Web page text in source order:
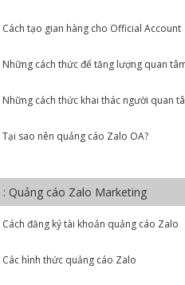
Cách tạo gian hàng cho Official Account
Những cách thức để tăng lượng quan
Những cách thức khai thác người quan
Tại sao nên quảng cáo Zalo OA?
: Quảng cáo Zalo Marketing
Cách đăng ký tài khoản quảng cáo Zalo
Các hình thức quảng cáo Zalo